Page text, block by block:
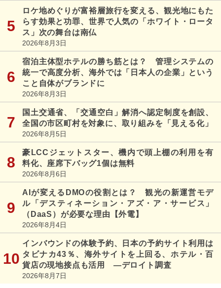
ロケ地めぐりが富裕層旅行を変える、観光地にもた
らす効果と功罪、世界で人気の「ホワイト・ロータ
ス」次の舞台は南仏
2026年8月3日
宿泊主体型ホテルの勝ち筋とは？ 管理システムの
統一で高度分析、海外では「日本人の企業」という
こと自体がブランドに
2026年8月3日
国土交通省、「交通空白」解消へ認定制度を創設、
全国の市区町村を対象に、取り組みを「見える化」
2026年8月5日
豪LCCジェットスター、機内で頭上棚の利用を有
料化、座席下バッグ1個は無料
2026年8月6日
AIが変えるDMOの役割とは？ 観光の新運営モデ
ル「デスティネーション・アズ・ア・サービス」
（DaaS）が必要な理由【外電】
2026年8月4日
インバウンドの体験予約、日本の予約サイト利用は
タビナカ43％、海外サイトを上回る、ホテル・百
貨店の現地接点も活用 ―デロイト調査
2026年8月7日